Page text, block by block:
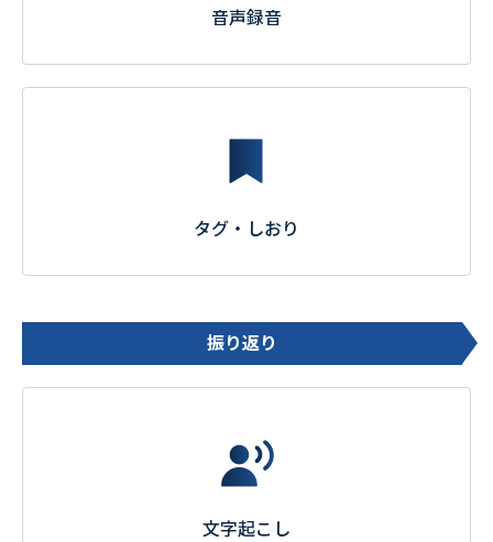
音声録音
タグ・しおり
振り返り
文字起こし